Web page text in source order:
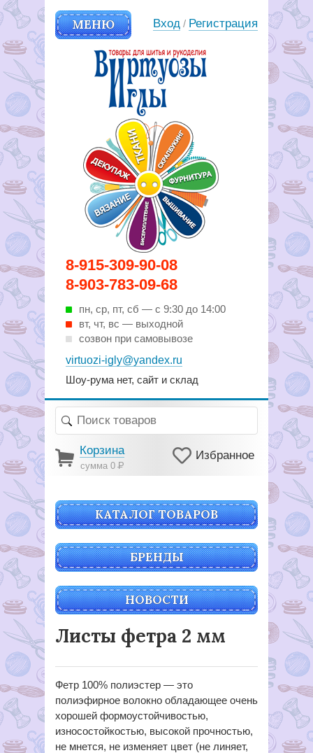
8-915-309-90-08
8-903-783-09-68
пн, ср, пт, cб — с 9:30 до 14:00
вт, чт, вс — выходной
созвон при самовывозе
virtuozi-igly@yandex.ru
Шоу-рума нет, сайт и склад
МЕНЮ
Вирутозы иглы. Товары для
шитья и рукоделья
Вход / Регистрация
Корзина
сумма 0Р
Избранное
КАТАЛОГ ТОВАРОВ
БРЕНДЫ
НОВОСТИ
Листы фетра 2 мм
Фетр 100% полиэстер — это
полиэфирное волокно обладающее очень
хорошей формоустойчивостью,
износостойкостью, высокой прочностью,
не мнется, не изменяет цвет (не линяет,